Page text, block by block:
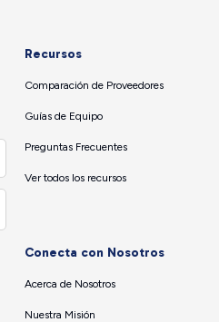
Recursos
Comparación de Proveedores
Guías de Equipo
Preguntas Frecuentes
Ver todos los recursos
Conecta con Nosotros
Acerca de Nosotros
Nuestra Misión